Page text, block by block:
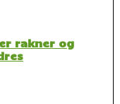
rakner og